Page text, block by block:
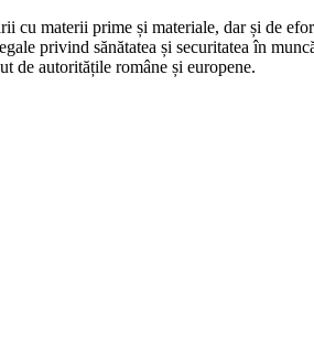
cu materii prime și materiale, dar și de
privind sănătatea și securitatea în
de autoritățile române și europene.